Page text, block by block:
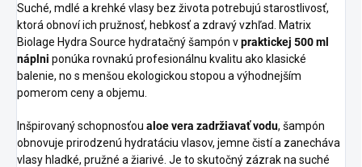
Suché, mdlé a krehké vlasy bez života potrebujú starostlivosť,
ktorá obnoví ich pružnosť, hebkosť a zdravý vzhľad. Matrix
Biolage Hydra Source hydratačný šampón vpraktickej 500 ml
náplni ponúka rovnakú profesionálnu kvalitu ako klasické
balenie, no s menšou ekologickou stopou a výhodnejším
pomerom ceny a objemu.
Inšpirovaný schopnosťou aloe vera zadržiavať vodu, šampón
obnovuje prirodzenú hydratáciu vlasov, jemne čistí a zanecháva
vlasy hladké, pružné a žiarivé. Je to skutočný zázrak na suché